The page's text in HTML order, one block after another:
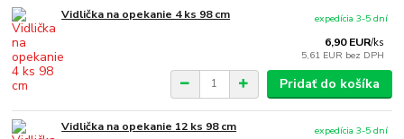
Vidlička na opekanie 4 ks 98 cm
6,90 EUR/ks
5,61 EUR bez DPH
expedícia 3-5 dní
Pridať do košíka
Vidlička na opekanie 12 ks 98 cm
expedícia 3-5 dní